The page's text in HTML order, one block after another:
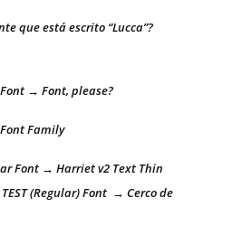
que está escrito “Lucca”?
→ Font, please?
Family
Font → Harriet v2 Text Thin
(Regular) Font → Cerco de